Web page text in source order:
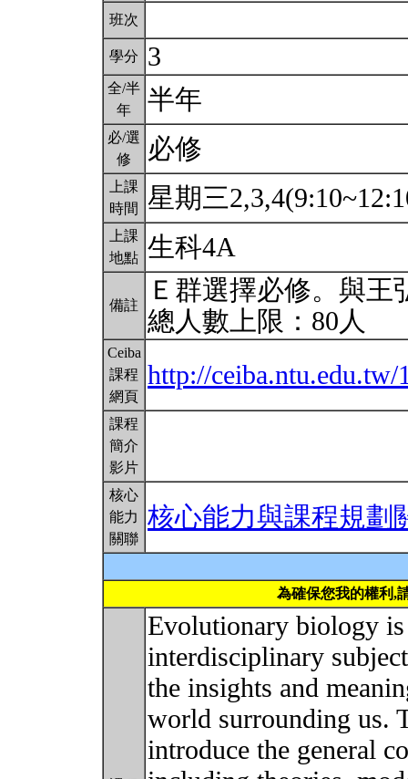
班次
學分 3
全/半
年
半年
必/選
修
必修
上課
時間
星期三
上課
地點 生科4A
備註
Ｅ群選擇必修。與王
總人數上限：80人
Ceiba
課程
網頁
http://
課程
簡介
影片
核心
能力
關聯
核心能力與課程規劃
為確保您我的權利,
Evolutionary biology is
interdisciplinary
the insights and
world surrounding us.
introduce the general